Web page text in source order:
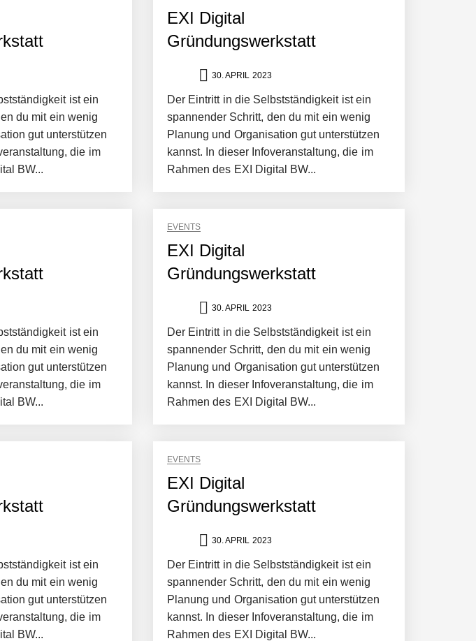
ist ein
du mit ein wenig
gut unterstützen
die im
BW...
EXI Digital
Gründungswerkstatt
30. APRIL 2023
Der Eintritt in die Selbstständigkeit ist ein
spannender Schritt, den du mit ein wenig
Planung und Organisation gut unterstützen
kannst. In dieser Infoveranstaltung, die im
Rahmen des EXI Digital BW...
ist ein
du mit ein wenig
gut unterstützen
die im
BW...
EVENTS
EXI Digital
Gründungswerkstatt
30. APRIL 2023
Der Eintritt in die Selbstständigkeit ist ein
spannender Schritt, den du mit ein wenig
Planung und Organisation gut unterstützen
kannst. In dieser Infoveranstaltung, die im
Rahmen des EXI Digital BW...
ist ein
du mit ein wenig
gut unterstützen
die im
BW...
EVENTS
EXI Digital
Gründungswerkstatt
30. APRIL 2023
Der Eintritt in die Selbstständigkeit ist ein
spannender Schritt, den du mit ein wenig
Planung und Organisation gut unterstützen
kannst. In dieser Infoveranstaltung, die im
Rahmen des EXI Digital BW...
um Physical AI breit auszurollen
Hightech ins Stadion
Angebotskalkulation für schnellere Entwicklungsprozesse